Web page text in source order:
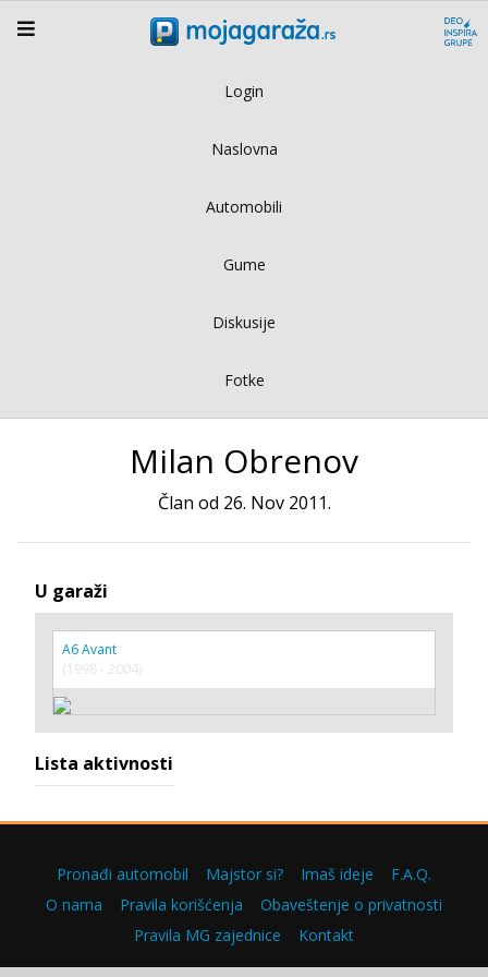
Login
Naslovna
Automobili
Gume
Diskusije
Fotke
Milan Obrenov
Član od 26. Nov 2011.
U garaži
A6 Avant
(1998 - 2004)
Lista aktivnosti
Pronađi automobil Majstor si? Imaš ideje
F.A.Q.
O nama
Pravila korišćenja
Obaveštenje o privatnosti
Pravila MG zajednice
Kontakt